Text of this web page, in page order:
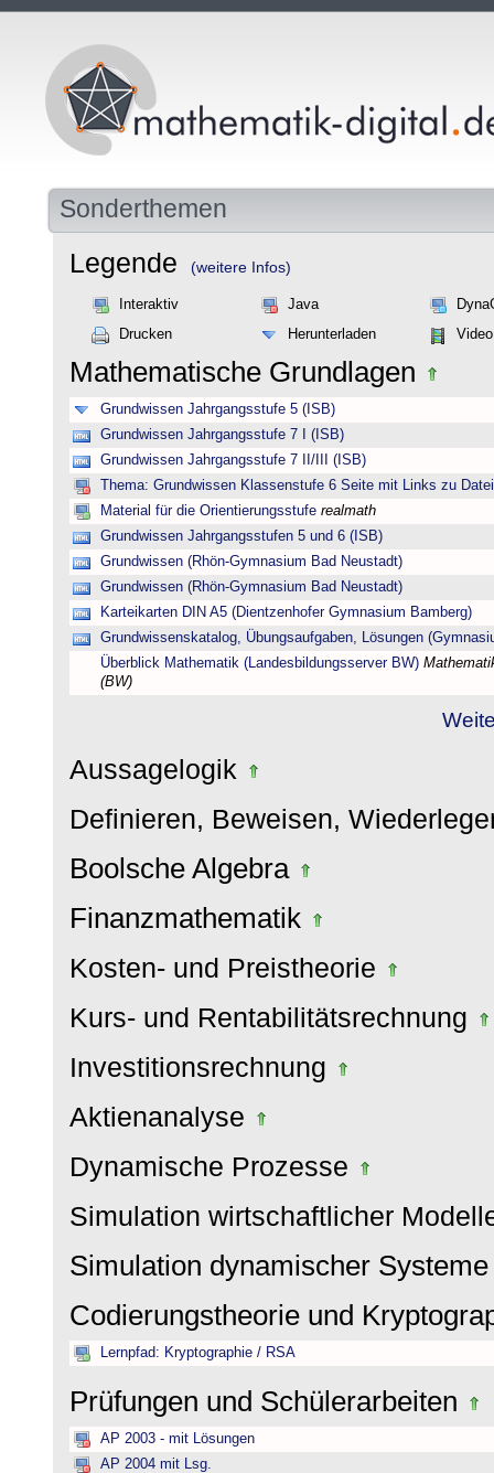
Sonderthemen
Legende (weitere Infos)
Interaktiv Java
Drucken
Herunterladen Video
Mathematische Grundlagen
Grundwissen Jahrgangsstufe 5 (ISB)
Grundwissen Jahrgangsstufe 7 I (ISB)
Grundwissen Jahrgangsstufe 7 II/III (ISB)
Thema: Grundwissen Klassenstufe 6 Seite mit Links zu
Material für die Orientierungsstufe realmath
Grundwissen Jahrgangsstufen 5 und 6 (ISB)
Grundwissen (Rhön-Gymnasium Bad Neustadt)
Grundwissen (Rhön-Gymnasium Bad Neustadt)
Karteikarten DIN A5 (Dientzenhofer Gymnasium Bamberg)
Grundwissenskatalog, Übungsaufgaben, Lösungen
Überblick Mathematik (Landesbildungsserver BW)
(BW)
Aussagelogik
Definieren, Beweisen,
Boolsche Algebra
Finanzmathematik
Kosten- und Preistheorie
Kurs- und Rentabilitätsrechnung
Investitionsrechnung
Aktienanalyse
Dynamische Prozesse
Simulation wirtschaftlicher
Simulation dynamischer
Codierungstheorie und
Lernpfad: Kryptographie / RSA
Prüfungen und Schülerarbeiten
AP 2003 - mit Lösungen
AP 2004 mit Lsg.